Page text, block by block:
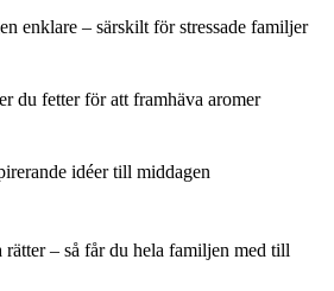
enklare – särskilt för stressade familjer
du fetter för att framhäva aromer
idéer till middagen
– så får du hela familjen med till